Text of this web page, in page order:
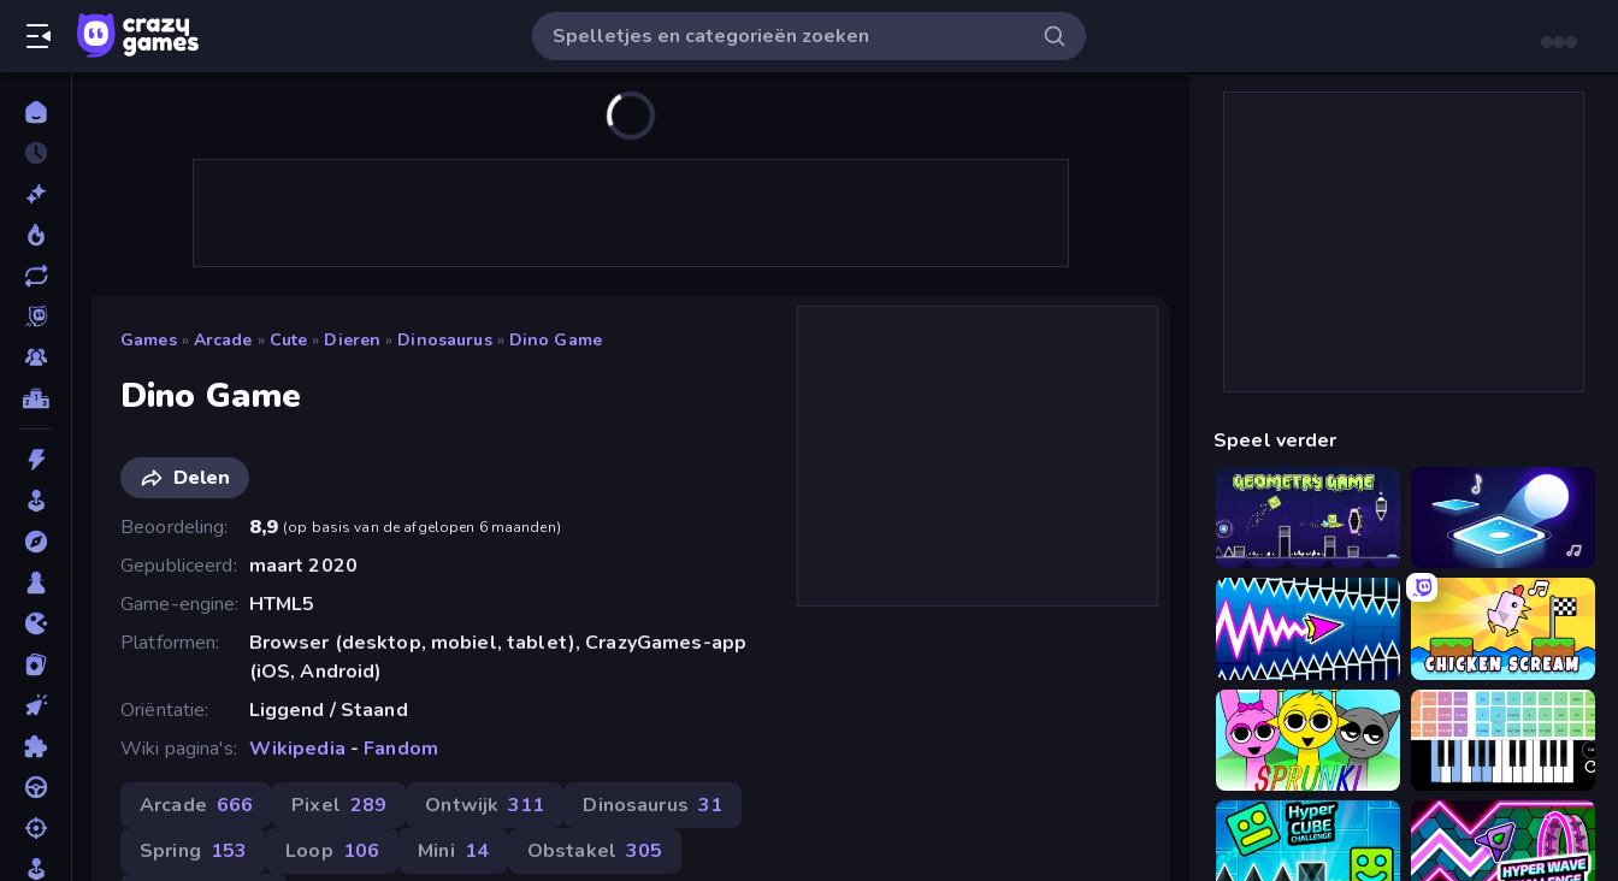
Games » Arcade » Cute » Dieren » Dinosaurus » Dino Game
Dino Game
Delen
Beoordeling
8,9 (op basis van de afgelopen 6 maanden)
Gepubliceerd
maart 2020
Game-engine
HTML5
Platformen
Browser (desktop, mobiel, tablet), CrazyGames-app
(iOS, Android)
Oriëntatie
Liggend / Staand
Wiki pagina's
Wikipedia - Fandom
Arcade 666 Pixel 289 Ontwijk 311 Dinosaurus 31
Spring 153 Loop 106 Mini 14 Obstakel 305
Speel verder
Geometry Game Tile Jumper 3D
Wave Dash: Geometry Arrow Chicken Scream
Sprunki Virtual Online Piano